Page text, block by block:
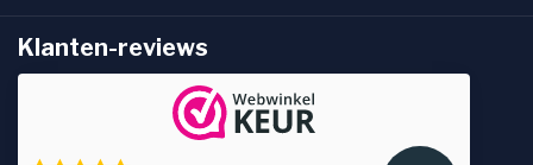
Klanten-reviews